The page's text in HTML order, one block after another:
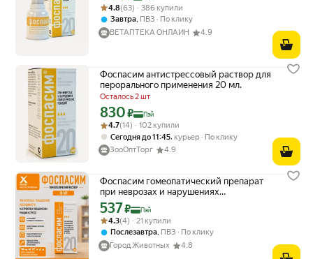
Рейтинг товара: 4.8 из 5
Оценок: (63) · 386 купили
4.8(63) · 386 купили
Завтра ПВЗ
По клику
ВЕТАПТЕКА ОНЛАЙН
4.9
Фоспасим антистрессовый раствор для
перорального применения 20 мл.
Осталось 2 шт
Цена с картой Яндекс Пэй 830 ₽ вместо
830₽ Пэй
Рейтинг товара: 4.7 из 5
Оценок: (14) · 102 купили
4.7(14) · 102 купили
Сегодня до 11:45, курьер
По клику
ЗооОптТорг
4.9
Фоспасим гомеопатический препарат
при неврозах и нарушениях
поведенческих реакций, 20мл
Цена с картой Яндекс Пэй 537 ₽ вместо
537₽ Пэй
Рейтинг товара: 4.3 из 5
Оценок: (4) · 21 купили
4.3(4) · 21 купили
Послезавтра, ПВЗ
По клику
Город Животных
4.8